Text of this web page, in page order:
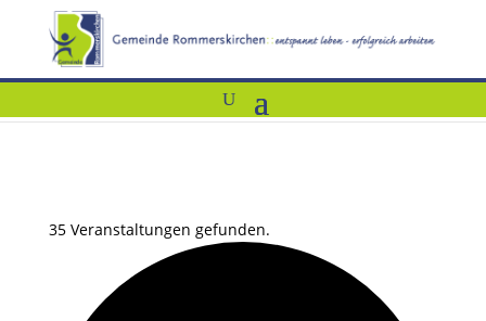
35 Veranstaltungen gefunden.